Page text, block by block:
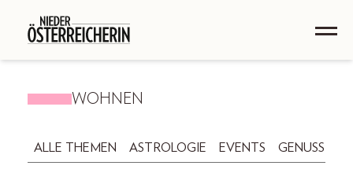
WOHNEN
ALLE THEMEN ASTROLOGIE EVENTS GENUSS